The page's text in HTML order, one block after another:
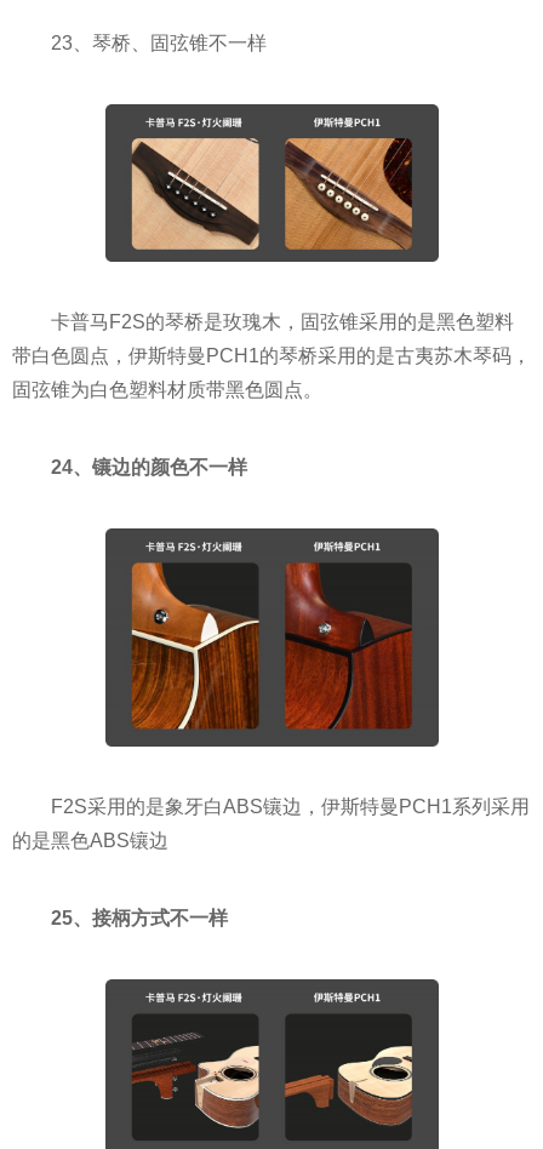
23、琴桥、固弦锥不一样
卡普马F2S的琴桥是玫瑰木，固弦锥采用的是黑色塑料
带白色圆点，伊斯特曼PCH1的琴桥采用的是古夷苏木琴码，
固弦锥为白色塑料材质带黑色圆点。
24、镶边的颜色不一样
F2S采用的是象牙白ABS镶边，伊斯特曼PCH1系列采用
的是黑色ABS镶边
25、接柄方式不一样